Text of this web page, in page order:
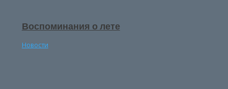
Воспоминания о лете
Новости